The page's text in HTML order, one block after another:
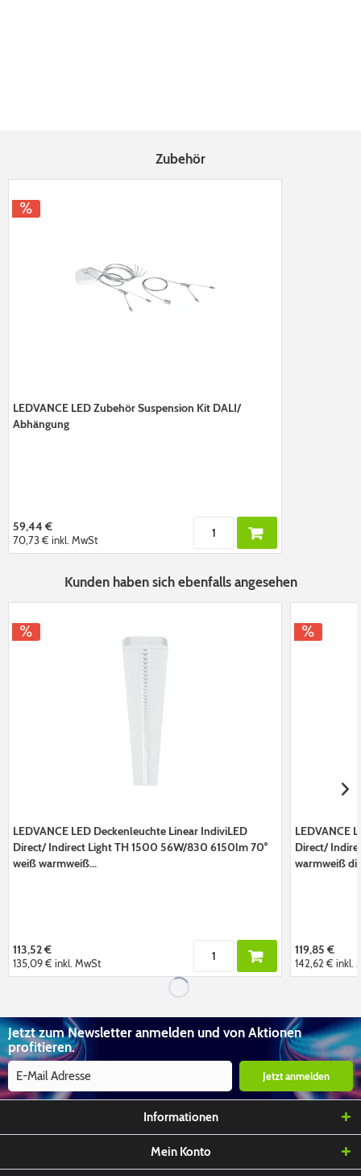
Zubehör
LEDVANCE LED Zubehör Suspension Kit DALI/
Abhängung
59,44 €
70,73 € inkl. MwSt
Kunden haben sich ebenfalls angesehen
LEDVANCE LED Deckenleuchte Linear IndiviLED
Direct/ Indirect Light TH 1500 56W/830 6150lm 70°
weiß warmweiß...
113,52 €
135,09 € inkl. MwSt
LEDVANCE
Direct/
warmweiß
119,85 €
142,62 €inkl.
Jetzt zum Newsletter anmelden und von Aktionen
profitieren.
Jetzt anmelden
Informationen
Mein Konto